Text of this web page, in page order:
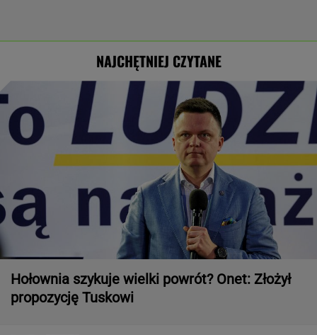
NAJCHĘTNIEJ CZYTANE
Hołownia szykuje wielki powrót? Onet: Złożył
propozycję Tuskowi